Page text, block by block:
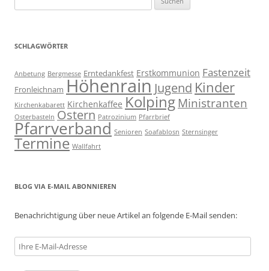
nach:
SCHLAGWÖRTER
Anbetung Bergmesse Erntedankfest Erstkommunion Fastenzeit
Fronleichnam Höhenrain Jugend Kinder
Kirchenkabarett Kirchenkaffee Kolping Ministranten
Osterbasteln Ostern Patrozinium Pfarrbrief
Pfarrverband Senioren Soafablosn Sternsinger
Termine Wallfahrt
BLOG VIA E-MAIL ABONNIEREN
Benachrichtigung über neue Artikel an folgende E-Mail senden:
Ihre
E-